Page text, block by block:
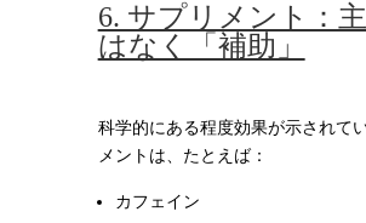
6. サプリメント：
はなく「補助」
科学的にある程度効果が示されて
メントは、たとえば：
カフェイン